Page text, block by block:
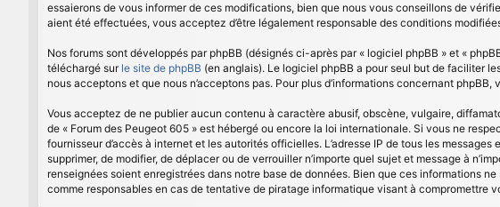
essaierons de vous informer de ces modifications, bien que nous vous conseillons de
aient été effectuées, vous acceptez d’être légalement responsable des conditions
Nos forums sont développés par phpBB (désignés ci-après par « logiciel phpBB » et «
téléchargé sur le site de phpBB (en anglais). Le logiciel phpBB a pour seul but de faciliter
nous acceptons et que nous n’acceptons pas. Pour plus d’informations concernant
Vous acceptez de ne publier aucun contenu à caractère abusif, obscène, vulgaire,
de « Forum des Peugeot 605 » est hébergé ou encore la loi internationale. Si vous ne
fournisseur d’accès à internet et les autorités officielles. L’adresse IP de tous les
supprimer, de modifier, de déplacer ou de verrouiller n’importe quel sujet et message à
renseignées soient enregistrées dans notre base de données. Bien que ces informations
comme responsables en cas de tentative de piratage informatique visant à compromettre